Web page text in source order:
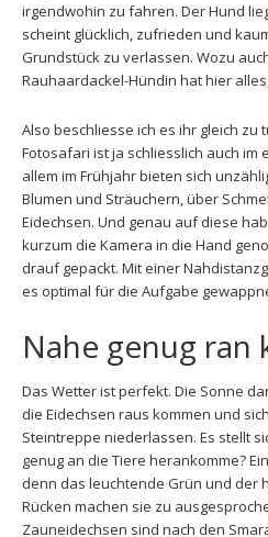
irgendwohin zu fahren. Der Hund
scheint glücklich, zufrieden und
Grundstück zu verlassen. Wozu
Rauhaardackel-Hündin hat hier
Also beschliesse ich es ihr gleich zu
Fotosafari ist ja schliesslich auch im
allem im Frühjahr bieten sich
Blumen und Sträuchern, über
Eidechsen. Und genau auf diese
kurzum die Kamera in die Hand
drauf gepackt. Mit einer
es optimal für die Aufgabe
Nahe genug ran
Das Wetter ist perfekt. Die Sonne
die Eidechsen raus kommen und
Steintreppe niederlassen. Es stellt
genug an die Tiere herankomme?
denn das leuchtende Grün und der
Rücken machen sie zu
Zauneidechsen sind nach den